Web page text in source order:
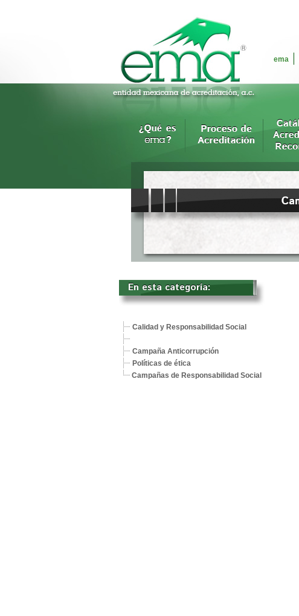
ema
En esta categoría:
Calidad y Responsabilidad Social
Campaña Anticorrupción
Políticas de ética
Campañas de Responsabilidad Social